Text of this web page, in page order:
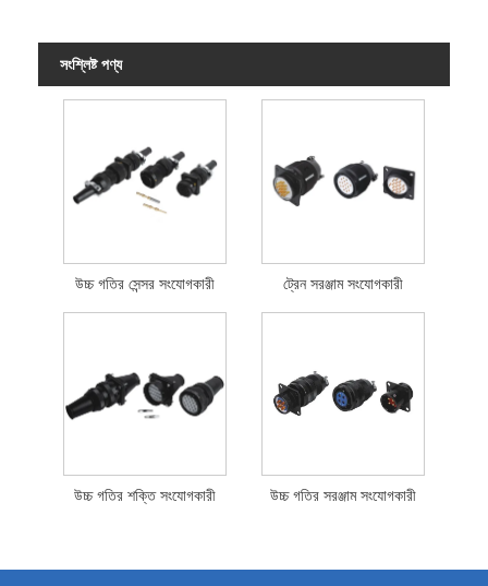
সংশ্লিষ্ট পণ্য
উচ্চ গতির সেন্সর সংযোগকারী ট্রেন সরঞ্জাম সংযোগকারী
উচ্চ গতির শক্তি সংযোগকারী উচ্চ গতির সরঞ্জাম সংযোগকারী